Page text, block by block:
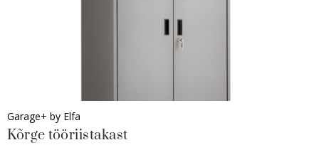
Garage+ by Elfa
Kõrge tööriistakast